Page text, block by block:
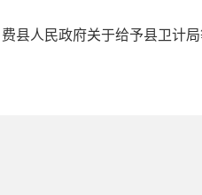
费县人民政府关于给予县卫计